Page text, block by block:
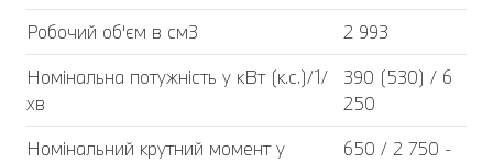
Робочий об'єм в см3
2 993
Номінальна потужність у кВт (к.с.)/1/
хв
390 (530) / 6
250
Номінальний крутний момент у
650 / 2 750 -